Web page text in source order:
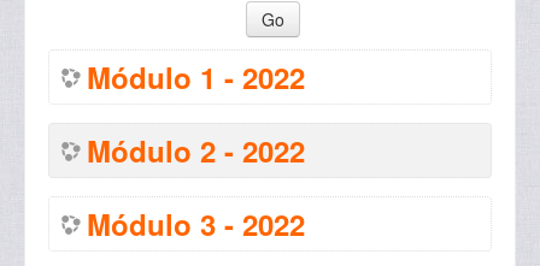
Módulo 1 - 2022
Módulo 2 - 2022
Módulo 3 - 2022